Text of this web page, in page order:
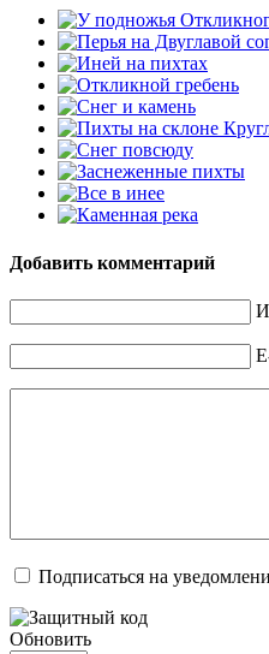
Добавить комментарий
Подписаться на
Обновить